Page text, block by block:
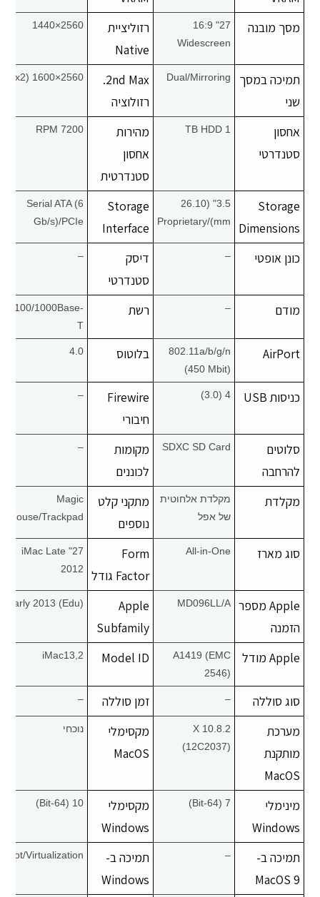
מסך מובנה
27" 16:9
Widescreen
רזוליציית
Native
2560×1440
תמיכה במסך
שני
Dual/Mirroring
2nd Max.
רזולוציה
2560×1600 (x2)
אחסון
סטנדרטי
1 TB HDD
מהירות
אחסון
סטנדרטית
7200 RPM
Storage
Dimensions
3.5" (26.10
mm)/Proprietary
Storage
Interface
Serial ATA (6
Gb/s)/PCIe
כונן אופטי –
דיסק
סטנדרטי
–
מודם – רשת
10/100/1000Base-
T
AirPort
802.11a/b/g/n
(450 Mbit)
בלוטוס 4.0
כניסות USB 4 (3.0)
Firewire
חיבורי
–
סלוטים
להרחבה
SDXC SD Card
מקומות
לכוננים
–
מקלדת
מקלדת אלחוטית
של אפל
מתקני קלט
נוספים
Magic
Mouse/Trackpad
סוג מארז All-in-One
Form
Factor גודל
27" iMac Late
2012
Apple מספר
הזמנה
MD096LL/A
Apple
Subfamily
Early 2013 (Edu)
Apple מודל
A1419 (EMC
2546)
Model ID
iMac13,2
סוג סוללה – זמן סוללה –
מערכת
מותקנת
MacOS
X 10.8.2
(12C2037)
מקסימלי
MacOS
נוכחי
מינימלי
Windows
7 (64-Bit)
מקסימלי
Windows
10 (64-Bit)
תמיכה ב-
MacOS 9
–
תמיכה ב-
Windows
Boot/Virtualization